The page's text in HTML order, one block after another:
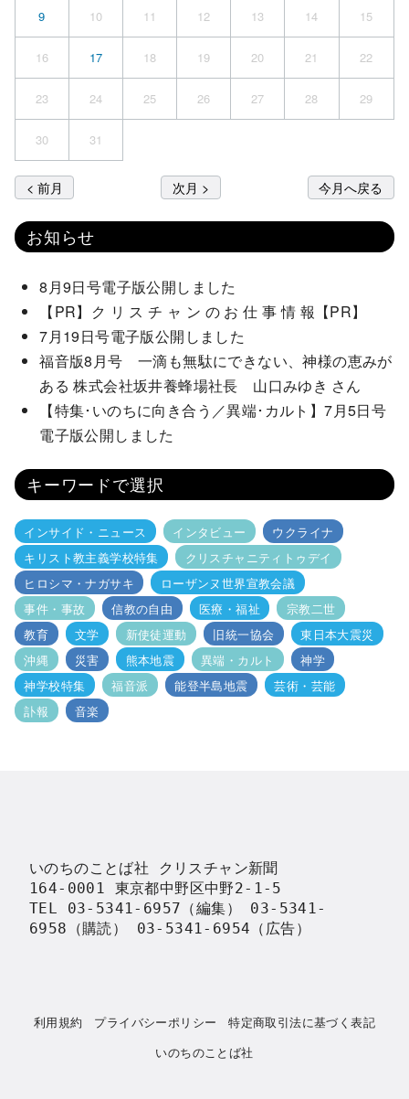
9 10 11 12 13 14 15
16 17 18 19 20 21 22
23 24 25 26 27 28 29
30 31
< 前月 次月 > 今月へ戻る
お知らせ
8月9日号電子版公開しました
【PR】ク リ ス チ ャ ン の お 仕 事 情 報【PR】
7月19日号電子版公開しました
福音版8月号 一滴も無駄にできない、神様の恵みが
ある 株式会社坂井養蜂場社長 山口みゆき さん
【特集･いのちに向き合う／異端･カルト】7月5日号
電子版公開しました
キーワードで選択
インサイド・ニュース インタビュー
ウクライナ
キリスト教主義学校特集
クリスチャニティトゥデイ
ヒロシマ・ナガサキ
ローザンヌ世界宣教会議
事件・事故
信教の自由 医療・福祉
宗教二世
教育
文学 新使徒運動 旧統一協会
東日本大震災
沖縄
災害 熊本地震 異端・カルト
神学
神学校特集
福音派 能登半島地震
芸術・芸能
訃報
音楽
いのちのことば社 クリスチャン新聞
164-0001 東京都中野区中野2-1-5
TEL 03-5341-6957（編集） 03-5341-
6958（購読） 03-5341-6954（広告）
利用規約 プライバシーポリシー
特定商取引法に基づく表記
いのちのことば社